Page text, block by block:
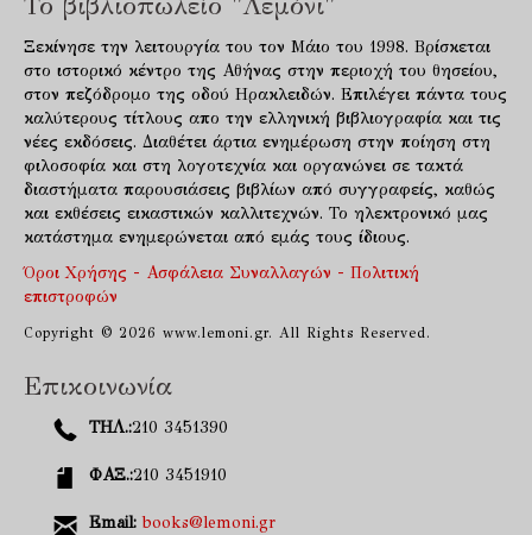
Ξεκίνησε την λειτουργία του τον Μάιο του 1998. Βρίσκεται
στο ιστορικό κέντρο της Αθήνας στην περιοχή του θησείου,
στον πεζόδρομο της οδού Ηρακλειδών. Επιλέγει πάντα τους
καλύτερους τίτλους απο την ελληνική βιβλιογραφία και τις
νέες εκδόσεις. Διαθέτει άρτια ενημέρωση στην ποίηση στη
φιλοσοφία και στη λογοτεχνία και οργανώνει σε τακτά
διαστήματα παρουσιάσεις βιβλίων από συγγραφείς, καθώς
και εκθέσεις εικαστικών καλλιτεχνών. Το ηλεκτρονικό μας
κατάστημα ενημερώνεται από εμάς τους ίδιους.
Όροι Χρήσης - Ασφάλεια Συναλλαγών - Πολιτική
επιστροφών
Copyright © 2026 www.lemoni.gr. All Rights Reserved.
Επικοινωνία
ΤΗΛ.:210 3451390
ΦΑΞ.:210 3451910
Email: books@lemoni.gr